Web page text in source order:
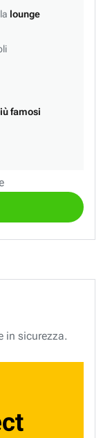
lounge
famosi
in sicurezza.